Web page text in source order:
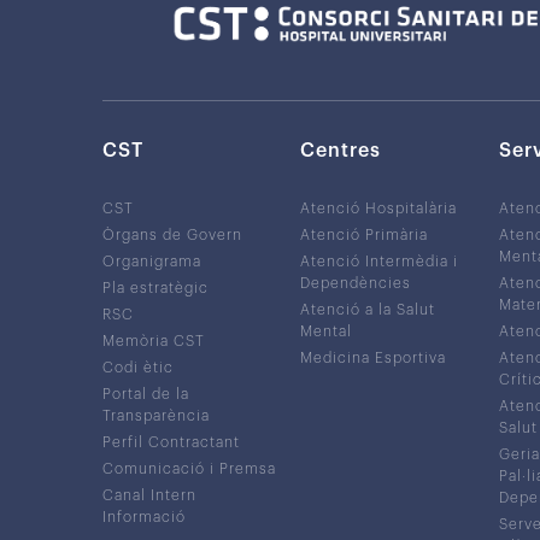
CST
CST
Òrgans de Govern
Organigrama
Pla estratègic
RSC
Memòria CST
Codi ètic
Portal de la
Transparència
Perfil Contractant
Comunicació i Premsa
Canal Intern
Informació
Centres
Atenció Hospitalària
Atenció Primària
Atenció Intermèdia i
Dependències
Atenció a la Salut
Mental
Medicina Esportiva